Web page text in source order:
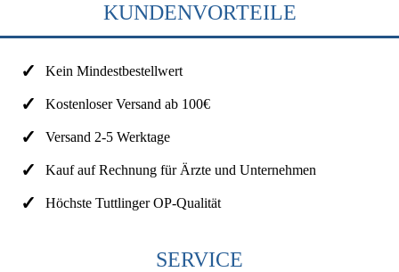
KUNDENVORTEILE
Kein Mindestbestellwert
Kostenloser Versand ab 100€
Versand 2-5 Werktage
Kauf auf Rechnung für Ärzte und Unternehmen
Höchste Tuttlinger OP-Qualität
SERVICE